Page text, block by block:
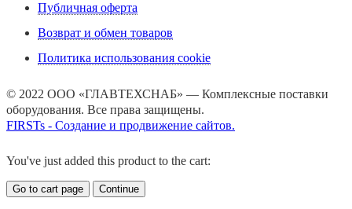
Публичная оферта
Возврат и обмен товаров
Политика использования cookie
© 2022 ООО «ГЛАВТЕХСНАБ» — Комплексные поставки
оборудования. Все права защищены.
FIRSTs - Создание и продвижение сайтов.
You've just added this product to the cart:
Go to cart page Continue